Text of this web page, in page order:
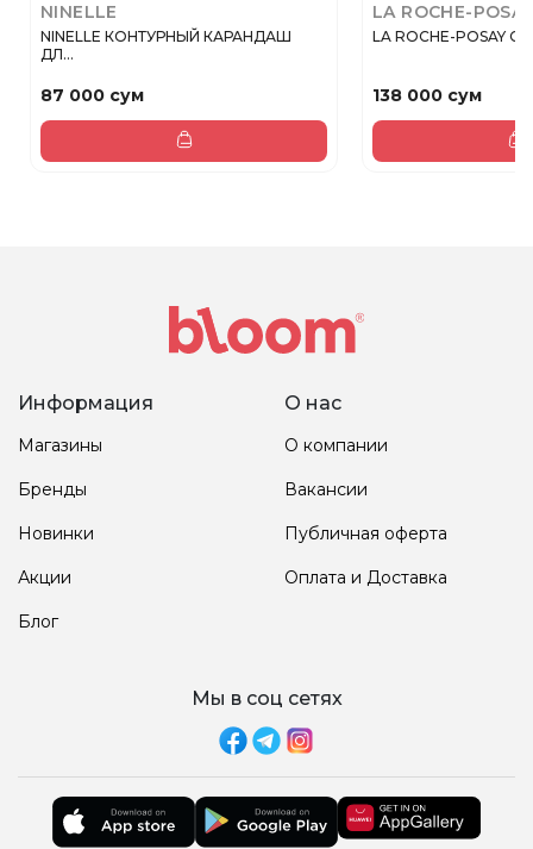
NINELLE
NINELLE КОНТУРНЫЙ КАРАНДАШ
ДЛ...
87 000 сум
LA ROCHE-POSAY
LA ROCHE-POSAY
138 000 сум
Информация
Магазины
Бренды
Новинки
Акции
Блог
О нас
О компании
Вакансии
Публичная оферта
Оплата и Доставка
Мы в соц сетях